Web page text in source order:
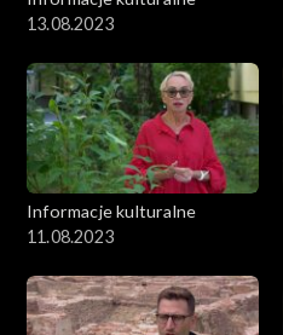
13.08.2023
Informacje kulturalne
11.08.2023